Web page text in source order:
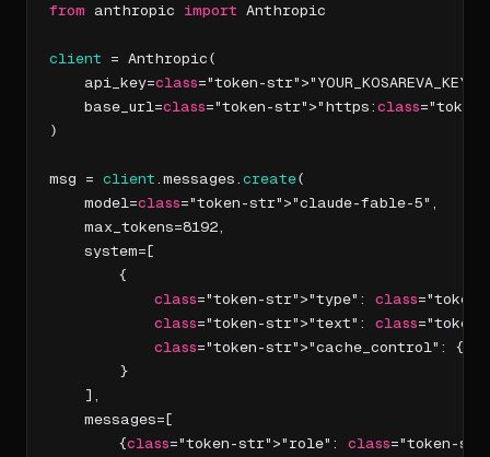
from anthropic import Anthropic
client = Anthropic(
    api_key=
class="token-str">"YOUR_KOSAREVA_KEY",
    base_url=
class="token-str">"https: class="token-
)
msg = client .messages. create(
    model=
class="token-str">"claude-fable-5",
    max_tokens=8192,
    system=[
        {
class="token-str">"type": class
class="token-str">"text": class="token-
class="token-str">"cache_control": {
        }
    ],
    messages=[
        {
class="token-str">"role": class="token-